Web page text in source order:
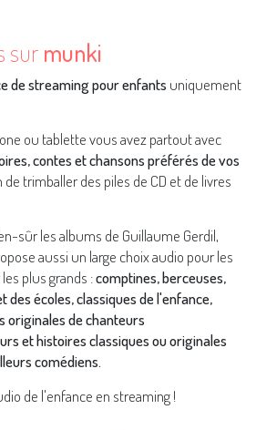
sur munki
de streaming pour enfants uniquement
ou tablette vous avez partout avec
contes et chansons préférés de vos
de trimballer des piles de CD et de livres
sûr les albums de Guillaume Gerdil,
aussi un large choix audio pour les
plus grands :comptines, berceuses,
des écoles, classiques de l'enfance,
originales de chanteurs
et histoires classiques ou originales
comédiens.
de l'enfance en streaming !